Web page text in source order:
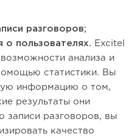
разговоров;
пользователях. Excitel
анализа и
статистики. Вы
информацию о том,
результаты они
записи разговоров, вы
качество